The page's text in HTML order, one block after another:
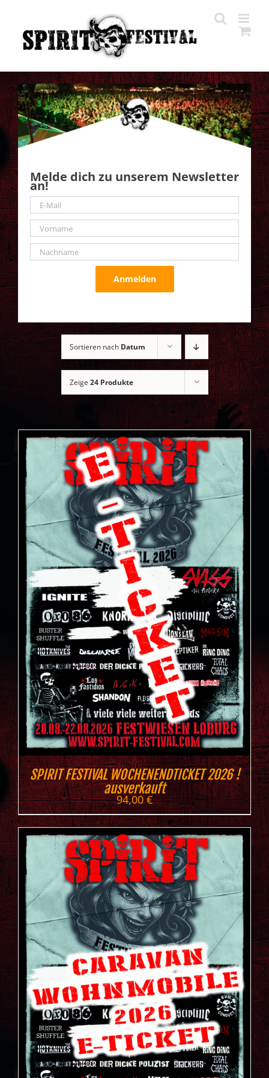
Melde dich zu unserem Newsletter
an!
Anmelden
Sortieren nach Datum
Zeige 24 Produkte
SPIRIT FESTIVAL WOCHENENDTICKET 2026 !
ausverkauft
94,00€